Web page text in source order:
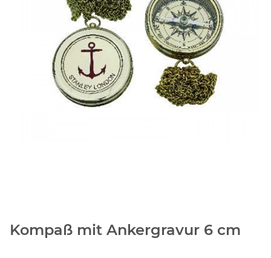
Kompaß mit Ankergravur 6 cm